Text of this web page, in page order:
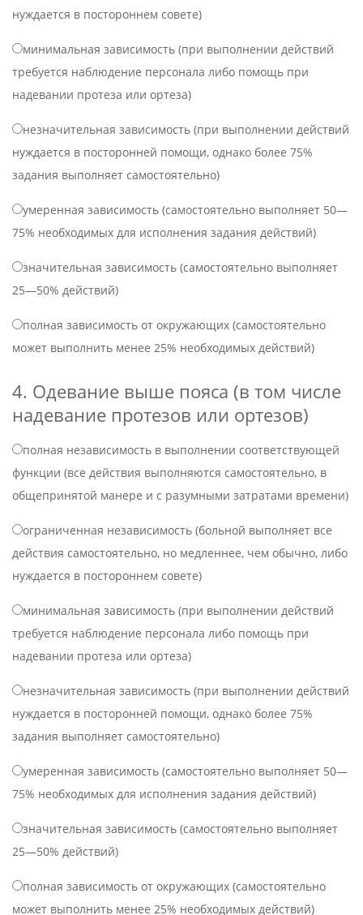
нуждается в постороннем совете)
минимальная зависимость (при выполнении действий
требуется наблюдение персонала либо помощь при
надевании протеза или ортеза)
незначительная зависимость (при выполнении действий
нуждается в посторонней помощи, однако более 75%
задания выполняет самостоятельно)
умеренная зависимость (самостоятельно выполняет 50—
75% необходимых для исполнения задания действий)
значительная зависимость (самостоятельно выполняет
25—50% действий)
полная зависимость от окружающих (самостоятельно
может выполнить менее 25% необходимых действий)
4. Одевание выше пояса (в том числе
надевание протезов или ортезов)
полная независимость в выполнении соответствующей
функции (все действия выполняются самостоятельно, в
общепринятой манере и с разумными затратами времени)
ограниченная независимость (больной выполняет все
действия самостоятельно, но медленнее, чем обычно, либо
нуждается в постороннем совете)
минимальная зависимость (при выполнении действий
требуется наблюдение персонала либо помощь при
надевании протеза или ортеза)
незначительная зависимость (при выполнении действий
нуждается в посторонней помощи, однако более 75%
задания выполняет самостоятельно)
умеренная зависимость (самостоятельно выполняет 50—
75% необходимых для исполнения задания действий)
значительная зависимость (самостоятельно выполняет
25—50% действий)
полная зависимость от окружающих (самостоятельно
может выполнить менее 25% необходимых действий)